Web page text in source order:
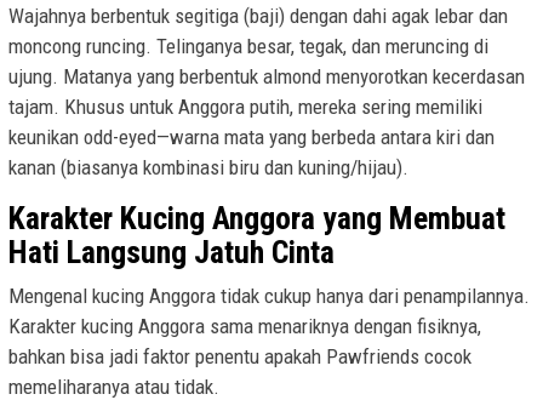
Wajahnya berbentuk segitiga (baji) dengan dahi agak lebar dan
moncong runcing. Telinganya besar, tegak, dan meruncing di
ujung. Matanya yang berbentuk almond menyorotkan kecerdasan
tajam. Khusus untuk Anggora putih, mereka sering memiliki
keunikan odd-eyed—warna mata yang berbeda antara kiri dan
kanan (biasanya kombinasi biru dan kuning/hijau).
Karakter Kucing Anggora yang Membuat
Hati Langsung Jatuh Cinta
Mengenal kucing Anggora tidak cukup hanya dari penampilannya.
Karakter kucing Anggora sama menariknya dengan fisiknya,
bahkan bisa jadi faktor penentu apakah Pawfriends cocok
memeliharanya atau tidak.